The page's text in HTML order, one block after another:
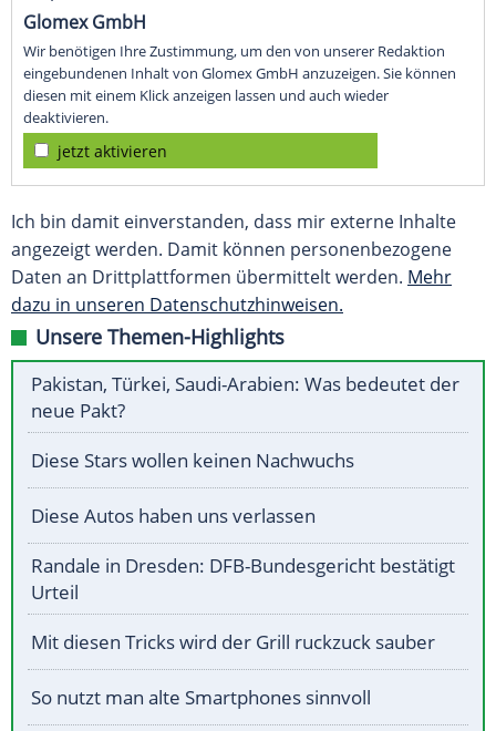
Glomex GmbH
Wir benötigen Ihre Zustimmung, um den von unserer Redaktion
eingebundenen Inhalt von Glomex GmbH anzuzeigen. Sie können
diesen mit einem Klick anzeigen lassen und auch wieder
deaktivieren.
jetzt aktivieren
Ich bin damit einverstanden, dass mir externe Inhalte
angezeigt werden. Damit können personenbezogene
Daten an Drittplattformen übermittelt werden. Mehr
dazu in unseren Datenschutzhinweisen.
Unsere Themen-Highlights
Pakistan, Türkei, Saudi-Arabien: Was bedeutet der
neue Pakt?
Diese Stars wollen keinen Nachwuchs
Diese Autos haben uns verlassen
Randale in Dresden: DFB-Bundesgericht bestätigt
Urteil
Mit diesen Tricks wird der Grill ruckzuck sauber
So nutzt man alte Smartphones sinnvoll